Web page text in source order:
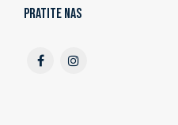
Pratite nas